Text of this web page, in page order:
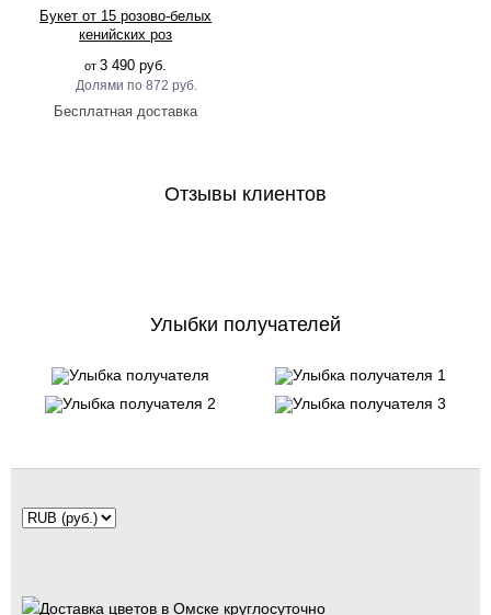
Букет от 15 розово-белых
кенийских роз
от3 490 руб.
872 руб.
Отзывы клиентов
Улыбки получателей